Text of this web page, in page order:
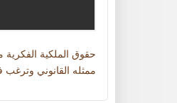
حقوق الملكية
ممثله القانوني